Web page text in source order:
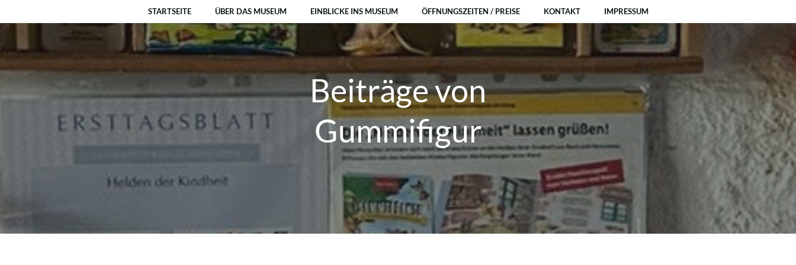
Inhalt
STARTSEITE ÜBER DAS MUSEUM EINBLICKE INS MUSEUM ÖFFNUNGSZEITEN / PREISE KONTAKT IMPRESSUM
Beiträge von
Gummifigur